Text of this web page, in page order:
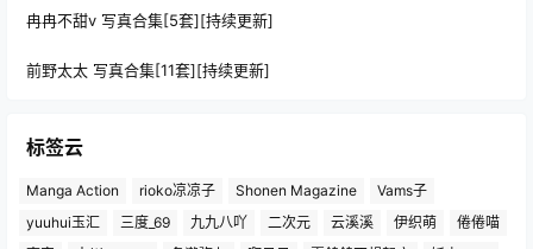
冉冉不甜v 写真合集[5套][持续更新]
前野太太 写真合集[11套][持续更新]
标签云
Manga Action rioko凉凉子 Shonen Magazine
Vams子
yuuhui玉汇
三度_69 九九八吖 二次元 云溪溪 伊织萌
倦倦喵